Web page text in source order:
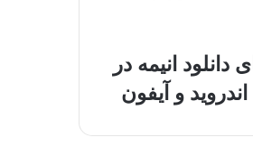
دانلود انیمه در